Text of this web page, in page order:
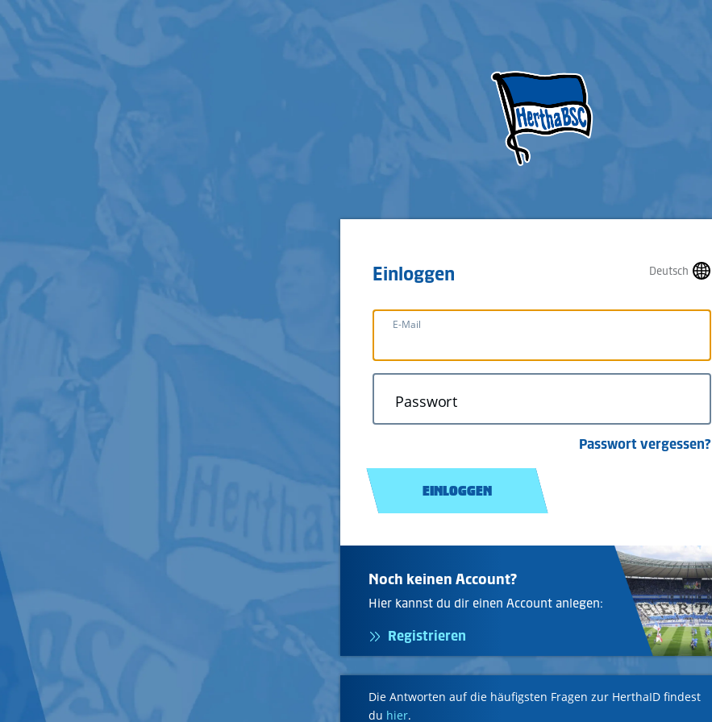
Deutsch
Einloggen
E-Mail
Passwort
Passwort vergessen?
EINLOGGEN
Noch keinen Account?
Hier kannst du dir einen Account anlegen:
Registrieren
Die Antworten auf die häufigsten Fragen zur HerthaID findest
du hier.